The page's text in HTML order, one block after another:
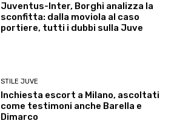
Juventus-Inter, Borghi analizza la
sconfitta: dalla moviola al caso
portiere, tutti i dubbi sulla Juve
STILE JUVE
Inchiesta escort a Milano, ascoltati
come testimoni anche Barella e
Dimarco